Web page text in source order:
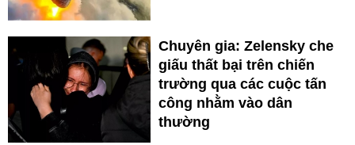
Chuyên gia: Zelensky che
giấu thất bại trên chiến
trường qua các cuộc tấn
công nhằm vào dân
thường